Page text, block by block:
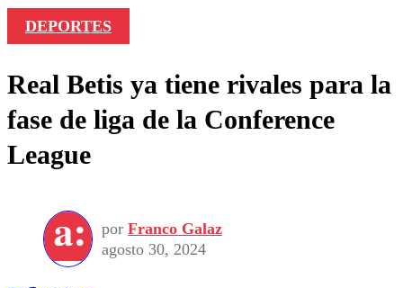
DEPORTES
Real Betis ya tiene rivales para la
fase de liga de la Conference
League
por Franco Galaz
agosto 30, 2024